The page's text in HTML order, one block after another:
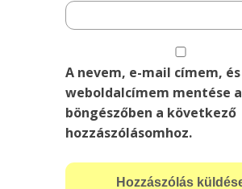
A nevem, e-mail címem, és
weboldalcímem mentése a
böngészőben a következő
hozzászólásomhoz.